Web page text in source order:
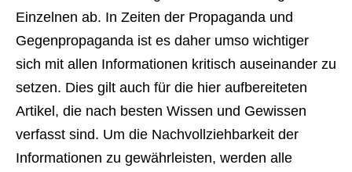
Einzelnen ab. In Zeiten der Propaganda und
Gegenpropaganda ist es daher umso wichtiger
sich mit allen Informationen kritisch auseinander zu
setzen. Dies gilt auch für die hier aufbereiteten
Artikel, die nach besten Wissen und Gewissen
verfasst sind. Um die Nachvollziehbarkeit der
Informationen zu gewährleisten, werden alle